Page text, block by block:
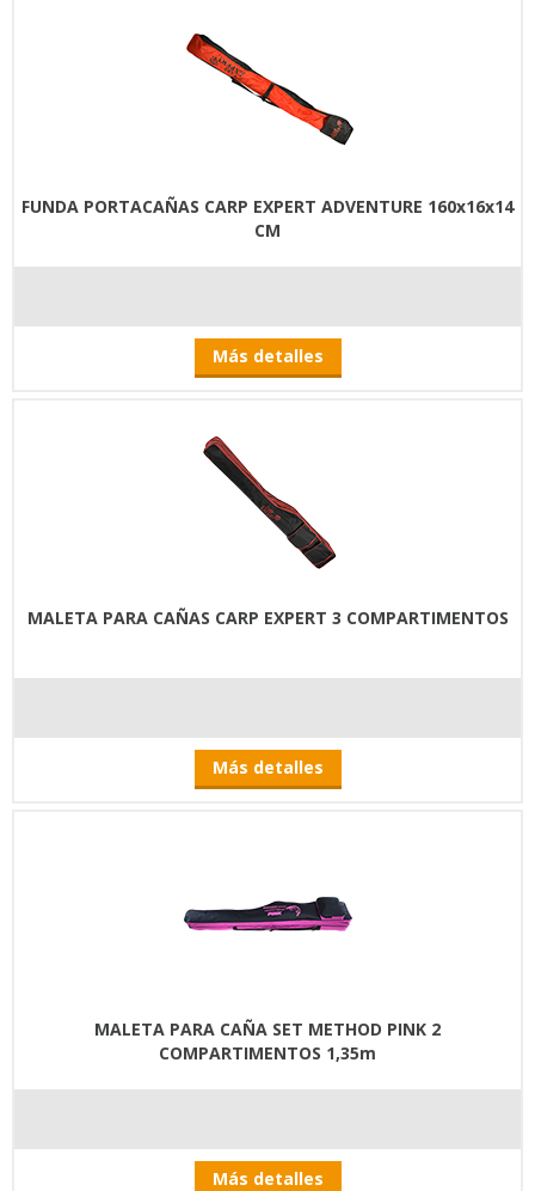
FUNDA PORTACAÑAS CARP EXPERT ADVENTURE 160x16x14
CM
Más detalles
MALETA PARA CAÑAS CARP EXPERT 3 COMPARTIMENTOS
Más detalles
MALETA PARA CAÑA SET METHOD PINK 2
COMPARTIMENTOS 1,35m
Más detalles